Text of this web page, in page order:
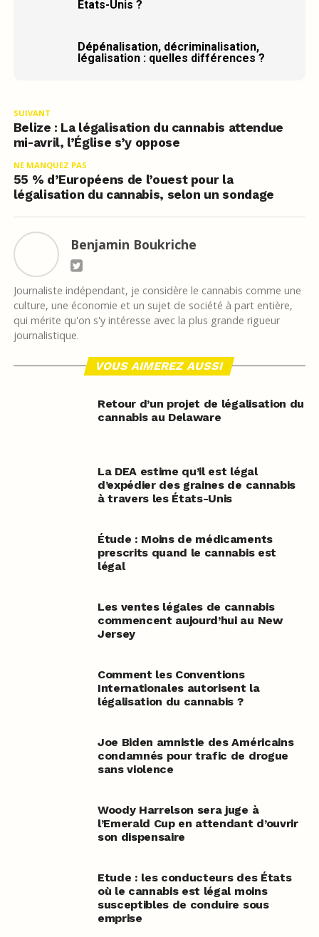
États-Unis ?
Dépénalisation, décriminalisation,
légalisation : quelles différences ?
SUIVANT
Belize : La légalisation du cannabis attendue
mi-avril, l’Église s’y oppose
NE MANQUEZ PAS
55 % d’Européens de l’ouest pour la
légalisation du cannabis, selon un sondage
Benjamin Boukriche
Journaliste indépendant, je considère le cannabis comme une
culture, une économie et un sujet de société à part entière,
qui mérite qu'on s'y intéresse avec la plus grande rigueur
journalistique.
VOUS AIMEREZ AUSSI
Retour d’un projet de légalisation du
cannabis au Delaware
La DEA estime qu’il est légal
d’expédier des graines de cannabis
à travers les États-Unis
Étude : Moins de médicaments
prescrits quand le cannabis est
légal
Les ventes légales de cannabis
commencent aujourd’hui au New
Jersey
Comment les Conventions
Internationales autorisent la
légalisation du cannabis ?
Joe Biden amnistie des Américains
condamnés pour trafic de drogue
sans violence
Woody Harrelson sera juge à
l’Emerald Cup en attendant d’ouvrir
son dispensaire
Etude : les conducteurs des États
où le cannabis est légal moins
susceptibles de conduire sous
emprise